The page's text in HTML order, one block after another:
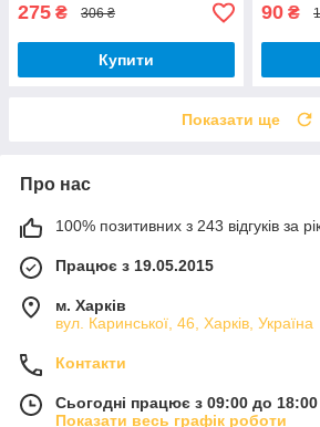
275 ₴ 306 ₴
Купити
90 ₴
Показати ще
Про нас
100% позитивних з 243 відгуків за
Працює з 19.05.2015
м. Харків
вул. Каринської, 46, Харків, Україна
Контакти
Сьогодні працює з 09:00 до 18:00
Показати весь графік роботи